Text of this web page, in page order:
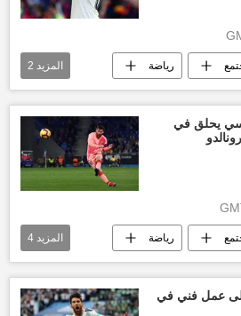
رياضة
مدريد
المزيد 2
يحلق في
رياضة
الدوري الإسباني
المزيد 4
عمل فني في